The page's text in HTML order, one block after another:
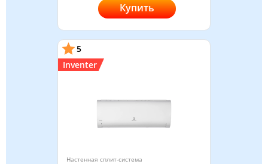
Купить
5
Inventer
Настенная сплит-система